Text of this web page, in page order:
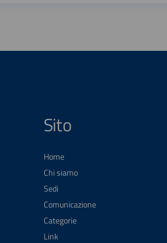
Sito
Home
Chi siamo
Sedi
Comunicazione
Categorie
Link